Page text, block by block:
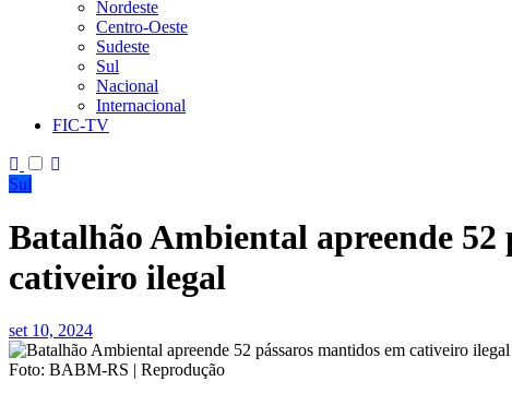
Nordeste
Centro-Oeste
Sudeste
Sul
Nacional
Internacional
FIC-TV
Sul
Batalhão Ambiental apreende 52
cativeiro ilegal
set 10, 2024
Foto: BABM-RS | Reprodução